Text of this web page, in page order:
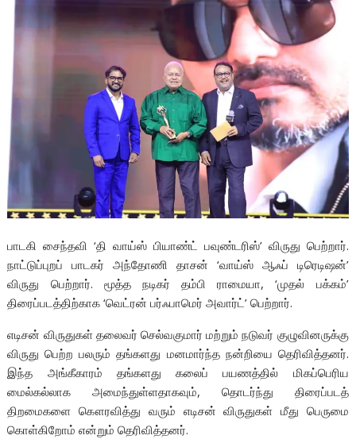
பாடகி சைந்தவி ‘தி வாய்ஸ் பியாண்ட் பவுண்டரிஸ்’ விருது பெற்றார்.
நாட்டுப்புறப் பாடகர் அந்தோணி தாசன் ‘வாய்ஸ் ஆஃப் டிரெடிஷன்’
விருது பெற்றார். மூத்த நடிகர் தம்பி ராமையா, ‘முதல் பக்கம்’
திரைப்படத்திற்காக ‘வெட்ரன் பர்ஃபாமெர் அவார்ட்’ பெற்றார்.
எடிசன் விருதுகள் தலைவர் செல்வகுமார் மற்றும் நடுவர் குழுவினருக்கு
விருது பெற்ற பலரும் தங்களது மனமார்ந்த நன்றியை தெரிவித்தனர்.
இந்த அங்கீகாரம் தங்களது கலைப் பயணத்தில் மிகப்பெரிய
மைல்கல்லாக அமைந்துள்ளதாகவும், தொடர்ந்து திரைப்படத்
திறமைகளை கௌரவித்து வரும் எடிசன் விருதுகள் மீது பெருமை
கொள்கிறோம் என்றும் தெரிவித்தனர்.